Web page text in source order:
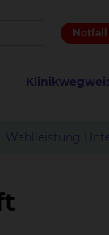
Notfall
Wahlleistung